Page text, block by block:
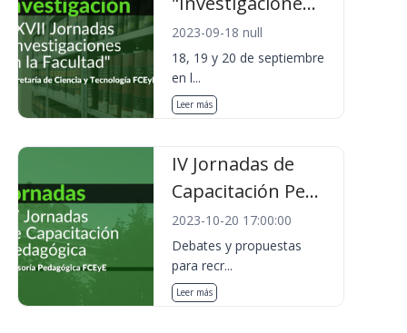
2023-09-18 null
18, 19 y 20 de septiembre
en l...
Leer más
IV Jornadas de
Capacitación Pe...
2023-10-20 17:00:00
Debates y propuestas
para recr...
Leer más